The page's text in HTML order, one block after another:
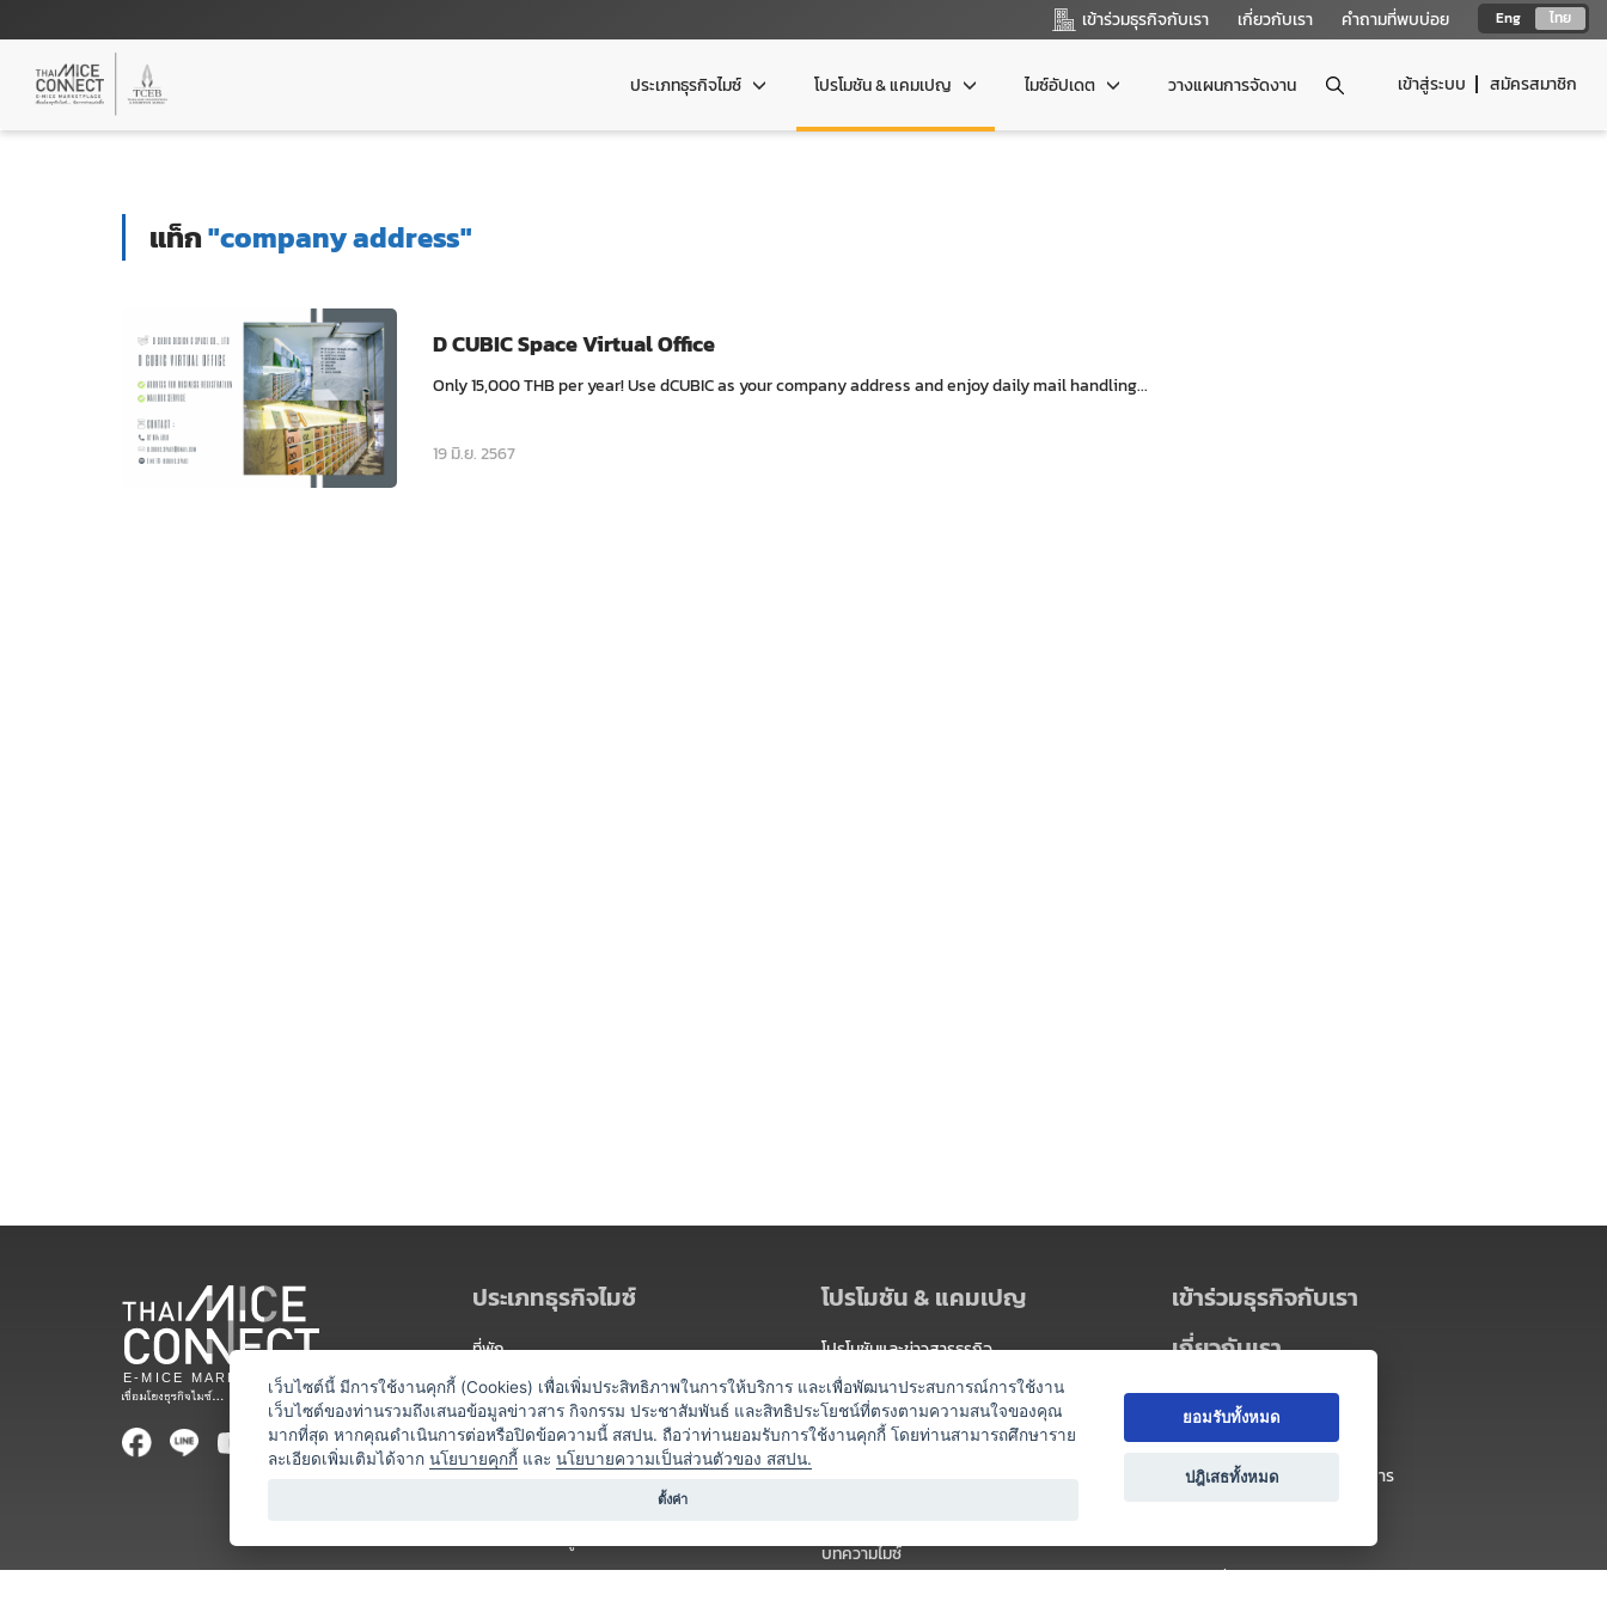
Eng ไทย
เข้าร่วมธุรกิจกับเรา เกี่ยวกับเรา คำถามที่พบบ่อย
เข้าสู่ระบบ สมัครสมาชิก
ประเภทธุรกิจไมซ์ โปรโมชัน & แคมเปญ ไมซ์อัปเดต วางแผนการจัดงาน
แท็ก"company address"
D CUBIC Space Virtual Office
Only 15,000 THB per year! Use dCUBIC as your company address and enjoy daily mail handling...
19 มิ.ย. 2567
ประเภทธุรกิจไมซ์
ที่พัก
สถานที่จัดงาน
ท่องเที่ยว / นำเที่ยว
ออแกไนเซอร์
บริการสำหรับผู้จัดงาน
โปรโมชัน & แคมเปญ
โปรโมชันและข่าวสารธุรกิจ
แพ็กเกจ
แคมเปญ
บทความไมซ์
เข้าร่วมธุรกิจกับเรา
เกี่ยวกับเรา
เกี่ยวกับ Thai MICE Connect
นโยบายความเป็นส่วนตัว
ข้อตกลง และเงื่อนไขการใช้บริการ
เว็บไซต์นี้ มีการใช้งานคุกกี้ (Cookies) เพื่อเพิ่มประสิทธิภาพในการให้บริการ และเพื่อพัฒนาประสบการณ์การใช้งาน
เว็บไซต์ของท่านรวมถึงเสนอข้อมูลข่าวสาร กิจกรรม ประชาสัมพันธ์ และสิทธิประโยชน์ที่ตรงตามความสนใจของคุณ
มากที่สุด หากคุณดำเนินการต่อหรือปิดข้อความนี้ สสปน. ถือว่าท่านยอมรับการใช้งานคุกกี้ โดยท่านสามารถศึกษาราย
ละเอียดเพิ่มเติมได้จาก นโยบายคุกกี้ และ นโยบายความเป็นส่วนตัวของ สสปน.
ตั้งค่า
ยอมรับทั้งหมด
ปฎิเสธทั้งหมด